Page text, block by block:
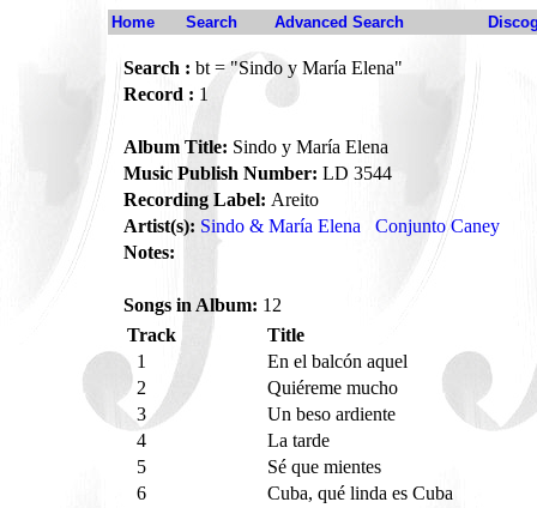
Home Search Advanced Search
Search : bt = "Sindo y María Elena"
Record : 1
Album Title: Sindo y María Elena
Music Publish Number: LD 3544
Recording Label: Areito
Artist(s): Sindo & María Elena
Conjunto Caney
Notes:
Songs in Album: 12
Track
Title
1
En el balcón aquel
2
Quiéreme mucho
3
Un beso ardiente
4
La tarde
5
Sé que mientes
6
Cuba, qué linda es Cuba